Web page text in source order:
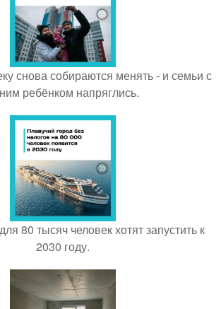
снова собираются менять - и семьи с
ребёнком напряглись.
80 тысяч человек хотят запустить к
2030 году.